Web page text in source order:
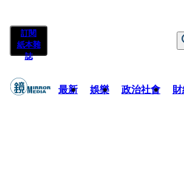
訂閱
紙本雜
誌
最新 娛樂 政治社會